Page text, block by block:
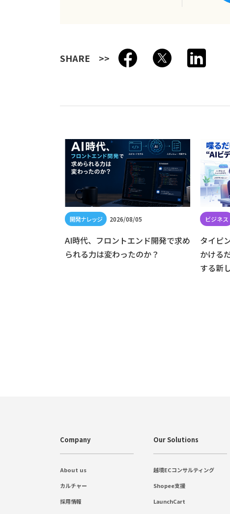
SHARE
2026/08/05
AI時代、フロントエンド開発で求め
られる力は変わったのか？
タイピ
かける
する新
Company
About us
カルチャー
採用情報
Our Solutions
越境ECコンサルティング
Shopee支援
LaunchCart